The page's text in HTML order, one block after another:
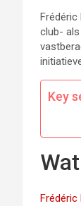
Frédéric
club-
Key
Frédéric